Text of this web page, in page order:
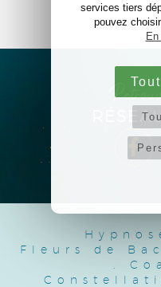
services tiers
pouvez
Fleurs de